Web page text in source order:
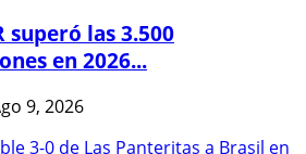
superó las 3.500
en 2026...
9, 2026